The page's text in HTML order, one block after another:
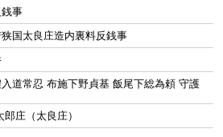
事
国太良庄造内裏料反銭事
道常忍 布施下野貞基 飯尾下総為頼 守護
庄（太良庄）